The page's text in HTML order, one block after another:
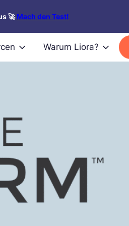
🚀Mach den Test!
Warum Liora?